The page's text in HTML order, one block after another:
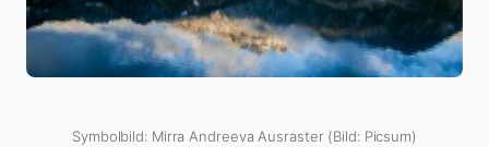
Symbolbild: Mirra Andreeva Ausraster (Bild: Picsum)